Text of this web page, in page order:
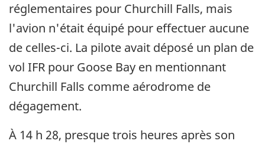
réglementaires pour Churchill Falls, mais
l'avion n'était équipé pour effectuer aucune
de celles-ci. La pilote avait déposé un plan de
vol IFR pour Goose Bay en mentionnant
Churchill Falls comme aérodrome de
dégagement.
À 14 h 28, presque trois heures après son